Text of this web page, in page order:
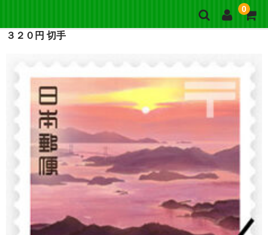
0
買取・買取査定
買取 金・プラチナ
外貨両替
【販売】新幹線
【販売】JR・名鉄・近鉄
【販売】切手・レターパック 等
３２０円 切手